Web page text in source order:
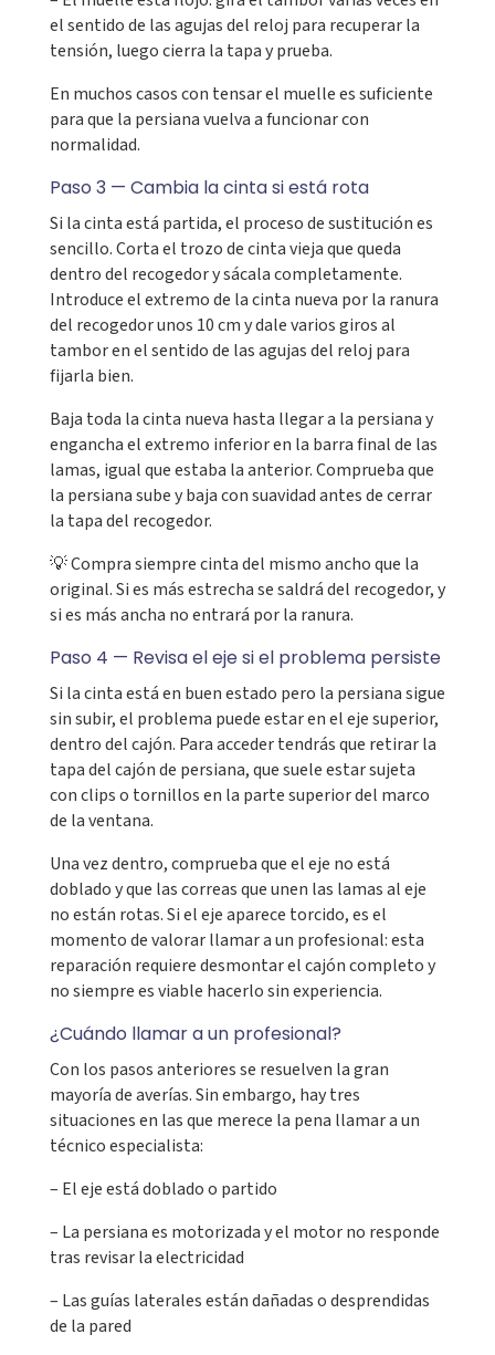
el sentido de las agujas del reloj para recuperar la
tensión, luego cierra la tapa y prueba.
En muchos casos con tensar el muelle es suficiente
para que la persiana vuelva a funcionar con
normalidad.
Paso 3 — Cambia la cinta si está rota
Si la cinta está partida, el proceso de sustitución es
sencillo. Corta el trozo de cinta vieja que queda
dentro del recogedor y sácala completamente.
Introduce el extremo de la cinta nueva por la ranura
del recogedor unos 10 cm y dale varios giros al
tambor en el sentido de las agujas del reloj para
fijarla bien.
Baja toda la cinta nueva hasta llegar a la persiana y
engancha el extremo inferior en la barra final de las
lamas, igual que estaba la anterior. Comprueba que
la persiana sube y baja con suavidad antes de cerrar
la tapa del recogedor.
💡 Compra siempre cinta del mismo ancho que la
original. Si es más estrecha se saldrá del recogedor, y
si es más ancha no entrará por la ranura.
Paso 4 — Revisa el eje si el problema persiste
Si la cinta está en buen estado pero la persiana sigue
sin subir, el problema puede estar en el eje superior,
dentro del cajón. Para acceder tendrás que retirar la
tapa del cajón de persiana, que suele estar sujeta
con clips o tornillos en la parte superior del marco
de la ventana.
Una vez dentro, comprueba que el eje no está
doblado y que las correas que unen las lamas al eje
no están rotas. Si el eje aparece torcido, es el
momento de valorar llamar a un profesional: esta
reparación requiere desmontar el cajón completo y
no siempre es viable hacerlo sin experiencia.
¿Cuándo llamar a un profesional?
Con los pasos anteriores se resuelven la gran
mayoría de averías. Sin embargo, hay tres
situaciones en las que merece la pena llamar a un
técnico especialista:
– El eje está doblado o partido
– La persiana es motorizada y el motor no responde
tras revisar la electricidad
– Las guías laterales están dañadas o desprendidas
de la pared